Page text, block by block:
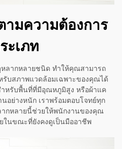
ามความต้องการ
ะเภท
หลากหลายชนิด ทำให้คุณสามารถ
รับสภาพแวดล้อมเฉพาะของคุณได้
ำหรับพื้นที่ที่มีอุณหภูมิสูง หรือผ้าแค
อย่างหนัก เราพร้อมตอบโจทย์ทุก
กหลายนี้ช่วยให้พนักงานของคุณ
ในขณะที่ยังคงดูเป็นมืออาชีพ